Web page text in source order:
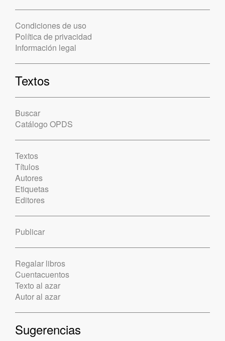
Condiciones de uso
Política de privacidad
Información legal
Textos
Buscar
Catálogo OPDS
Textos
Títulos
Autores
Etiquetas
Editores
Publicar
Regalar libros
Cuentacuentos
Texto al azar
Autor al azar
Sugerencias